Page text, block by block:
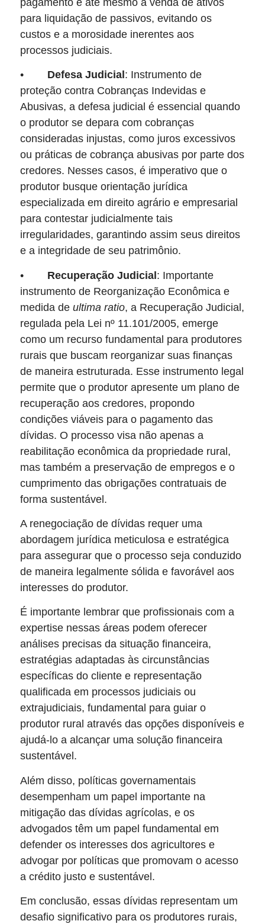
para liquidação de passivos, evitando os
custos e a morosidade inerentes aos
processos judiciais.
• Defesa Judicial : Instrumento de
proteção contra Cobranças Indevidas e
Abusivas, a defesa judicial é essencial quando
o produtor se depara com cobranças
consideradas injustas, como juros excessivos
ou práticas de cobrança abusivas por parte dos
credores. Nesses casos, é imperativo que o
produtor busque orientação jurídica
especializada em direito agrário e empresarial
para contestar judicialmente tais
irregularidades, garantindo assim seus direitos
e a integridade de seu patrimônio.
• Recuperação Judicial: Importante
instrumento de Reorganização Econômica e
medida de ultima ratio, a Recuperação Judicial,
regulada pela Lei nº 11.101/2005, emerge
como um recurso fundamental para produtores
rurais que buscam reorganizar suas finanças
de maneira estruturada. Esse instrumento legal
permite que o produtor apresente um plano de
recuperação aos credores, propondo
condições viáveis para o pagamento das
dívidas. O processo visa não apenas a
reabilitação econômica da propriedade rural,
mas também a preservação de empregos e o
cumprimento das obrigações contratuais de
forma sustentável.
A renegociação de dívidas requer uma
abordagem jurídica meticulosa e estratégica
para assegurar que o processo seja conduzido
de maneira legalmente sólida e favorável aos
interesses do produtor.
É importante lembrar que profissionais com a
expertise nessas áreas podem oferecer
análises precisas da situação financeira,
estratégias adaptadas às circunstâncias
específicas do cliente e representação
qualificada em processos judiciais ou
extrajudiciais, fundamental para guiar o
produtor rural através das opções disponíveis e
ajudá-lo a alcançar uma solução financeira
sustentável.
Além disso, políticas governamentais
desempenham um papel importante na
mitigação das dívidas agrícolas, e os
advogados têm um papel fundamental em
defender os interesses dos agricultores e
advogar por políticas que promovam o acesso
a crédito justo e sustentável.
Em conclusão, essas dívidas representam um
desafio significativo para os produtores rurais,